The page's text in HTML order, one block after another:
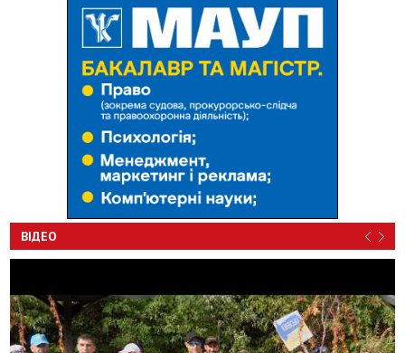
ВІДЕО